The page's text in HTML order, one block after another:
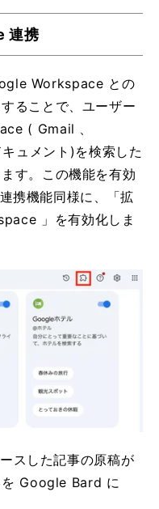
連携
Workspace との
ることで、ユーザー
( Gmail 、
ュメント)を検索した
す。この機能を有効
携機能同様に、「拡
」を有効化しま
スした記事の原稿が
を Google Bard に